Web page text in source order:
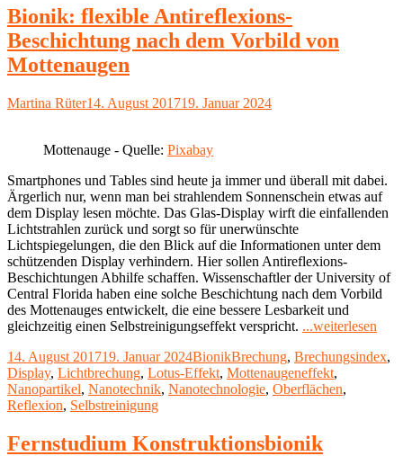
Bionik: flexible Antireflexions-
Beschichtung nach dem Vorbild von
Mottenaugen
Autor
Martina RüterVeröffentlicht
14. August 201719. Januar 2024
Mottenauge - Quelle: Pixabay
Smartphones und Tables sind heute ja immer und überall mit dabei.
Ärgerlich nur, wenn man bei strahlendem Sonnenschein etwas auf
dem Display lesen möchte. Das Glas-Display wirft die einfallenden
Lichtstrahlen zurück und sorgt so für unerwünschte
Lichtspiegelungen, die den Blick auf die Informationen unter dem
schützenden Display verhindern. Hier sollen Antireflexions-
Beschichtungen Abhilfe schaffen. Wissenschaftler der University of
Central Florida haben eine solche Beschichtung nach dem Vorbild
des Mottenauges entwickelt, die eine bessere Lesbarkeit und
gleichzeitig einen Selbstreinigungseffekt verspricht. ...weiterlesen
Veröffentlicht
am
14. August 201719. Januar 2024Kategorien
BionikSchlagwörter
Brechung, Brechungsindex,
Display, Lichtbrechung, Lotus-Effekt, Mottenaugeneffekt,
Nanopartikel, Nanotechnik, Nanotechnologie, Oberflächen,
Reflexion, Selbstreinigung
Fernstudium Konstruktionsbionik